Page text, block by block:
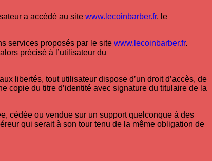
a accédé au site www.lecoinbarber.fr, le
services proposés par le site www.lecoinbarber.fr.
précisé à l’utilisateur du
libertés, tout utilisateur dispose d’un droit d’accès, de
copie du titre d’identité avec signature du titulaire de la
cédée ou vendue sur un support quelconque à des
qui serait à son tour tenu de la même obligation de